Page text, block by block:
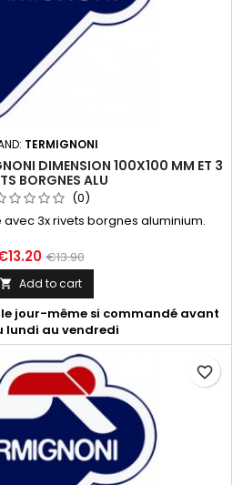
TERMIGNONI
DIMENSION 100X100 MM ET 3
BORGNES ALU
(0)
avec 3x rivets borgnes aluminium.
€13.90
 Add to cart
le jour-même si commandé avant
lundi au vendredi
favorite_border